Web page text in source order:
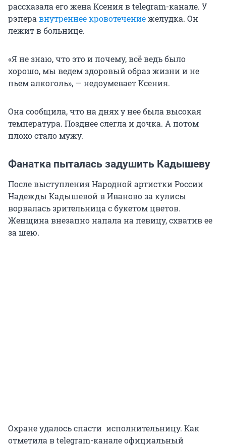
рассказала его жена Ксения в telegram-канале. У
рэпера внутреннее кровотечениежелудка. Он
лежит в больнице.
«Я не знаю, что это и почему, всё ведь было
хорошо, мы ведем здоровый образ жизни и не
пьем алкоголь», — недоумевает Ксения.
Она сообщила, что на днях у нее была высокая
температура. Позднее слегла и дочка. А потом
плохо стало мужу.
Фанатка пыталась задушить Кадышеву
После выступления Народной артистки России
Надежды Кадышевой в Иваново за кулисы
ворвалась зрительница с букетом цветов.
Женщина внезапно напала на певицу, схватив ее
за шею.
Охране удалось спасти исполнительницу. Как
отметила в telegram-канале официальный